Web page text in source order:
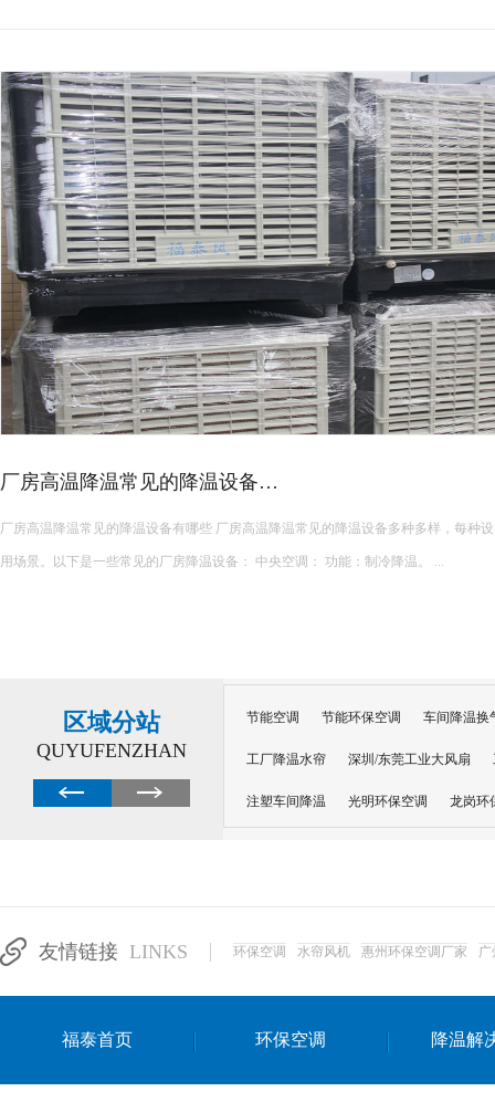
厂房高温降温常见的降温设备…
厂房高温降温常见的降温设备有哪些 厂房高温降温常见的降温设备多种多样，每种设备都有其独特的功能和适
用场景。以下是一些常见的厂房降温设备： 中央空调： 功能：制冷降温。 ...
区域分站
QUYUFENZHAN
节能空调 节能环保空调 车间降温换
工厂降温水帘 深圳/东莞工业大风扇
注塑车间降温 光明环保空调 龙岗环
达州工业省电安装
友情链接 LINKS 环保空调 水帘风机 惠州环保空调厂家 广
福泰首页 环保空调 降温解